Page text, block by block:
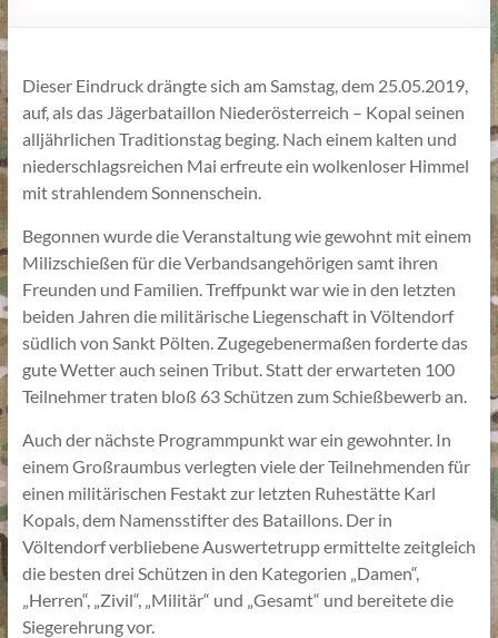
Dieser Eindruck drängte sich am Samstag, dem 25.05.2019,
auf, als das Jägerbataillon Niederösterreich – Kopal seinen
alljährlichen Traditionstag beging. Nach einem kalten und
niederschlagsreichen Mai erfreute ein wolkenloser Himmel
mit strahlendem Sonnenschein.
Begonnen wurde die Veranstaltung wie gewohnt mit einem
Milizschießen für die Verbandsangehörigen samt ihren
Freunden und Familien. Treffpunkt war wie in den letzten
beiden Jahren die militärische Liegenschaft in Völtendorf
südlich von Sankt Pölten. Zugegebenermaßen forderte das
gute Wetter auch seinen Tribut. Statt der erwarteten 100
Teilnehmer traten bloß 63 Schützen zum Schießbewerb an.
Auch der nächste Programmpunkt war ein gewohnter. In
einem Großraumbus verlegten viele der Teilnehmenden für
einen militärischen Festakt zur letzten Ruhestätte Karl
Kopals, dem Namensstifter des Bataillons. Der in
Völtendorf verbliebene Auswertetrupp ermittelte zeitgleich
die besten drei Schützen in den Kategorien „Damen“,
„Herren“, „Zivil“, „Militär“ und „Gesamt“ und bereitete die
Siegerehrung vor.